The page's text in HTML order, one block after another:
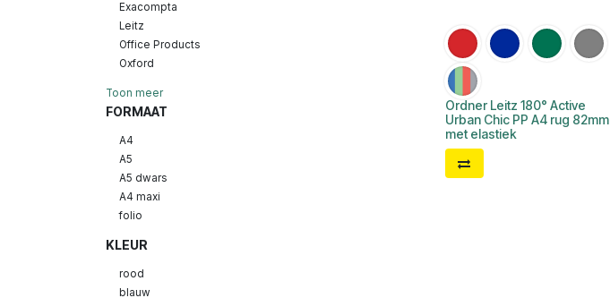
Exacompta
Leitz
Office Products
Oxford
Toon meer
FORMAAT
A4
A5
A5 dwars
A4 maxi
folio
KLEUR
rood
blauw
Ordner Leitz 180° Active
Urban Chic PP A4 rug 82mm
met elastiek